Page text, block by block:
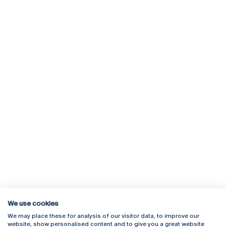
Rua Diogo Botelho 1327
Campus Online
We use cookies
We may place these for analysis of our visitor data, to improve our
website, show personalised content and to give you a great website